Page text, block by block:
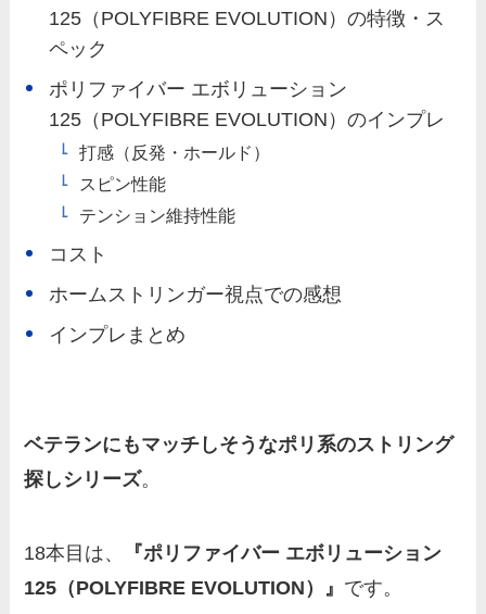
125（POLYFIBRE EVOLUTION）の特徴・ス
ペック
ポリファイバー エボリューション
125（POLYFIBRE EVOLUTION）のインプレ
打感（反発・ホールド）
スピン性能
テンション維持性能
コスト
ホームストリンガー視点での感想
インプレまとめ
ベテランにもマッチしそうなポリ系のストリング
探しシリーズ。
18本目は、
『ポリファイバー エボリューション
125（POLYFIBRE EVOLUTION）』 です。